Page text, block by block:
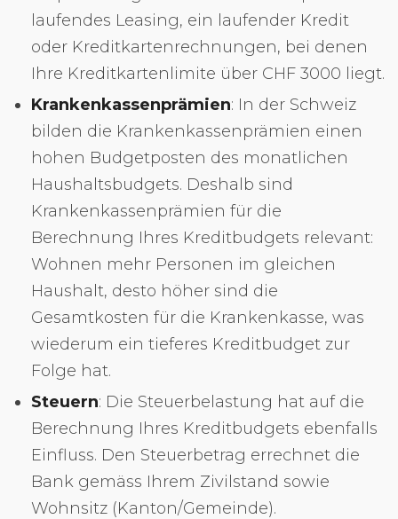
laufendes Leasing, ein laufender Kredit
oder Kreditkartenrechnungen, bei denen
Ihre Kreditkartenlimite über CHF 3000 liegt.
Krankenkassenprämien: In der Schweiz
bilden die Krankenkassenprämien einen
hohen Budgetposten des monatlichen
Haushaltsbudgets. Deshalb sind
Krankenkassenprämien für die
Berechnung Ihres Kreditbudgets relevant:
Wohnen mehr Personen im gleichen
Haushalt, desto höher sind die
Gesamtkosten für die Krankenkasse, was
wiederum ein tieferes Kreditbudget zur
Folge hat.
Steuern: Die Steuerbelastung hat auf die
Berechnung Ihres Kreditbudgets ebenfalls
Einfluss. Den Steuerbetrag errechnet die
Bank gemäss Ihrem Zivilstand sowie
Wohnsitz (Kanton/Gemeinde).